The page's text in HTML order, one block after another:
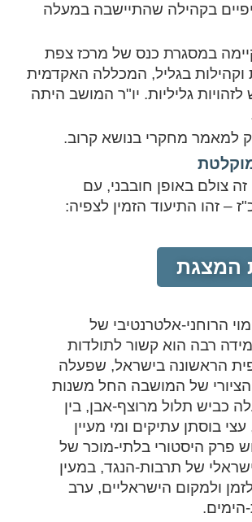
בקהילה שהתיישבה במעלה
במסגרת כנס של מרכז צפת
וקהילות בגליל, המכללה האקדמית
גליליות. יו"ר המושב היתה
למאמר מחקרי בנושא קרוב.
זה צולם באופן חובבני, עם
– זהו התיעוד הזמין לצפיה:
המצגת
הרוחני-אלטרנטיבי של
רבה הוא קשור לתולדות
הראשונה בישראל, שפעלה
הציורי של המושבה החל משנות
במעלה כביש תלול מרוצף-אבן, בין
בוסתן עתיקים ומי מעיין
פרק היסטורי בלתי-מוכר של
של תרבות-הנגד, במעין
ולמקום הישראליים, ערב